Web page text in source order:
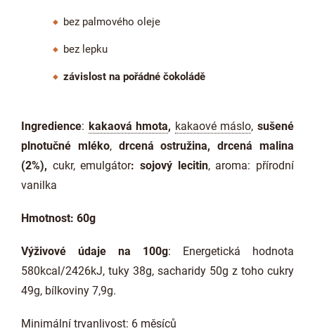
bez palmového oleje
bez lepku
závislost na pořádné čokoládě
Ingredience: kakaová hmota, kakaové máslo,sušené
plnotučné mléko, drcená ostružina, drcená malina
(2%), cukr, emulgátor: sojový lecitin, aroma: přírodní
vanilka
Hmotnost: 60g
Výživové údaje na 100g: Energetická hodnota
580kcal/2426kJ, tuky 38g, sacharidy 50g z toho cukry
49g, bílkoviny 7,9g.
Minimální trvanlivost: 6 měsíců